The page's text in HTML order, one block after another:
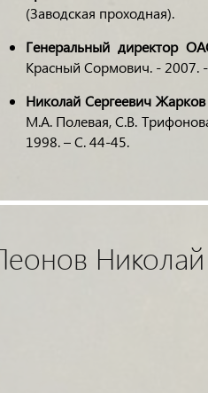
(Заводская проходная).
Генеральный директор
Красный Сормович. - 2007.
Николай Сергеевич Жарков
М.А. Полевая, С.В.
1998. – С. 44-45.